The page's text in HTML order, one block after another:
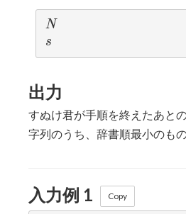
N
N
s
s
出力
すぬけ君が手順を終えたあと
字列のうち、辞書順最小のも
入力例 1 Copy